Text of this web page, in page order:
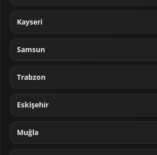
Kayseri
Samsun
Trabzon
Eskişehir
Muğla